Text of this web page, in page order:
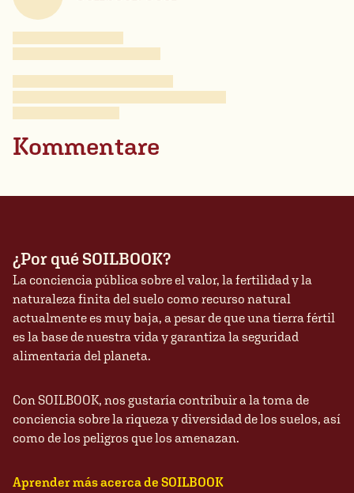
Kommentare
¿Por qué SOILBOOK?
La conciencia pública sobre el valor, la fertilidad y la
naturaleza finita del suelo como recurso natural
actualmente es muy baja, a pesar de que una tierra fértil
es la base de nuestra vida y garantiza la seguridad
alimentaria del planeta.
Con SOILBOOK, nos gustaría contribuir a la toma de
conciencia sobre la riqueza y diversidad de los suelos, así
como de los peligros que los amenazan.
Aprender más acerca de SOILBOOK